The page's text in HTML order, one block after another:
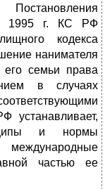
В 1995 г. КС РФ
кодекса
нанимателя
семьи права
в случаях
устанавливает,
и нормы
частью ее